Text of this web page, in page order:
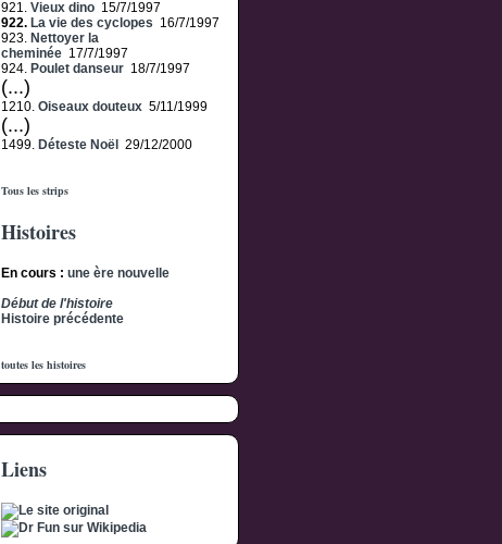
921. Vieux dino 15/7/1997
922. La vie des cyclopes 16/7/1997
923. Nettoyer la
cheminée 17/7/1997
924. Poulet danseur 18/7/1997
(...)
1210. Oiseaux douteux 5/11/1999
(...)
1499. Déteste Noël 29/12/2000
Tous les strips
Histoires
En cours : une ère nouvelle
Début de l'histoire
Histoire précédente
toutes les histoires
Liens